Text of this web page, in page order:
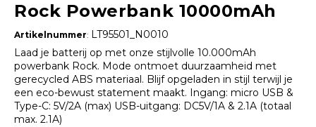
Rock Powerbank 10000mAh
Artikelnummer: LT95501_N0010
Laad je batterij op met onze stijlvolle 10.000mAh
powerbank Rock. Mode ontmoet duurzaamheid met
gerecycled ABS materiaal. Blijf opgeladen in stijl terwijl je
een eco-bewust statement maakt. Ingang: micro USB &
Type-C: 5V/2A (max) USB-uitgang: DC5V/1A & 2.1A (totaal
max. 2.1A)